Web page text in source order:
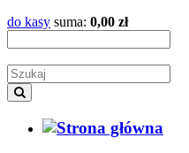
do kasy suma: 0,00 zł